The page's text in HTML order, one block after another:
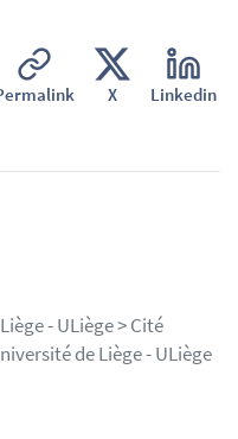
X Linkedin
- ULiège > Cité
de Liège - ULiège